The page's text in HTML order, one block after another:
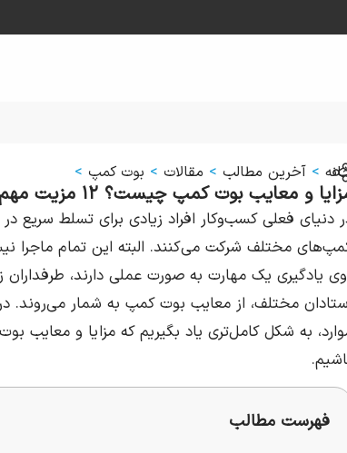
> آخرین مطالب > مقالات > بوت کمپ >
و معایب بوت کمپ چیست؟ ۱۲ مزیت مهم بوت کمپ
دنیای فعلی کسب‌وکار افراد زیادی برای تسلط سریع
مختلف شرکت می‌کنند. البته این تمام ماجرا
یادگیری یک مهارت به صورت عملی دارند، طرفداران
مختلف، از معایب بوت کمپ به شمار می‌روند.
به شکل کامل‌تری یاد بگیریم که مزایا و
فهرست مطالب